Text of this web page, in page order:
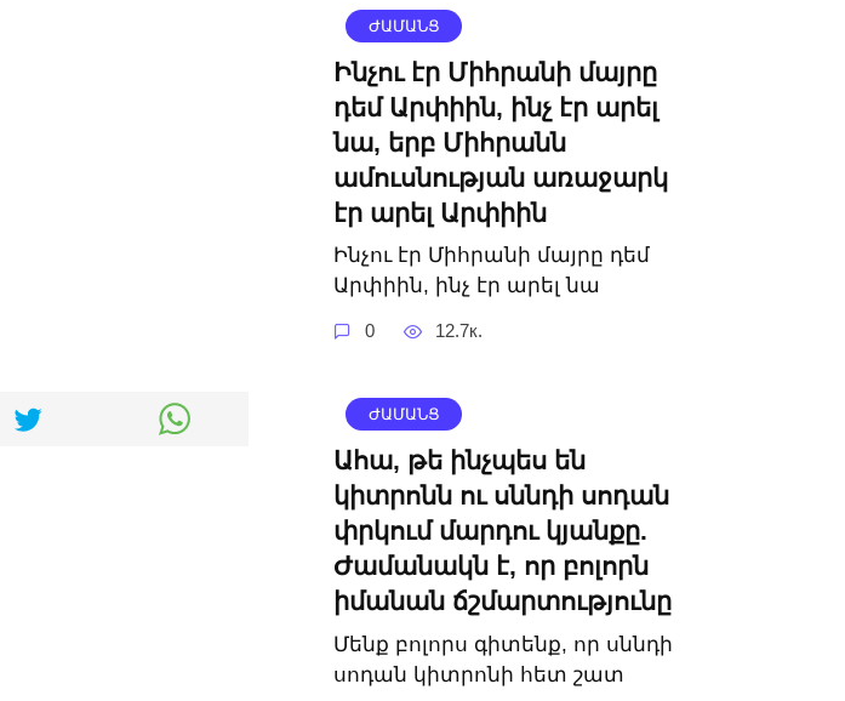
ԺԱՄԱՆՑ
Ինչու էր Միհրանի մայրը
դեմ Արփիին, ինչ էր արել
նա, երբ Միհրանն
ամուսնության առաջարկ
էր արել Արփիին
Ինչու էր Միհրանի մայրը դեմ
Արփիին, ինչ էր արել նա
0 12.7к.
ԺԱՄԱՆՑ
Ահա, թե ինչպես են
կիտրոնն ու սննդի սոդան
փրկում մարդու կյանքը.
Ժամանակն է, որ բոլորն
իմանան ճշմարտությունը
Մենք բոլորս գիտենք, որ սննդի
սոդան կիտրոնի հետ շատ